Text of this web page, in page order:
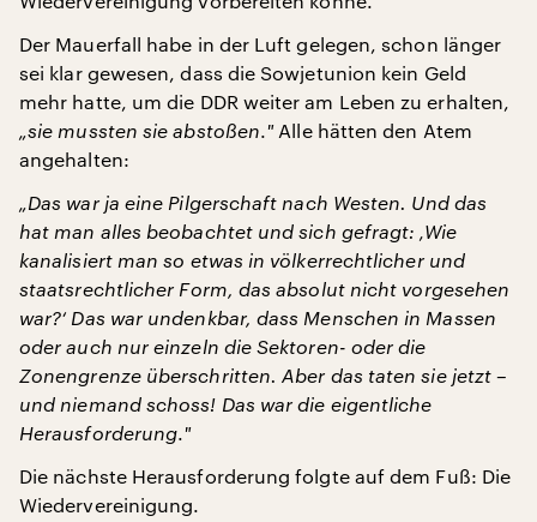
Der Mauerfall habe in der Luft gelegen, schon länger
sei klar gewesen, dass die Sowjetunion kein Geld
mehr hatte, um die DDR weiter am Leben zu erhalten,
„sie mussten sie abstoßen."Alle hätten den Atem
angehalten:
„Das war ja eine Pilgerschaft nach Westen. Und das
hat man alles beobachtet und sich gefragt: ‚Wie
kanalisiert man so etwas in völkerrechtlicher und
staatsrechtlicher Form, das absolut nicht vorgesehen
war?‘ Das war undenkbar, dass Menschen in Massen
oder auch nur einzeln die Sektoren- oder die
Zonengrenze überschritten. Aber das taten sie jetzt –
und niemand schoss! Das war die eigentliche
Herausforderung."
Die nächste Herausforderung folgte auf dem Fuß: Die
Wiedervereinigung.